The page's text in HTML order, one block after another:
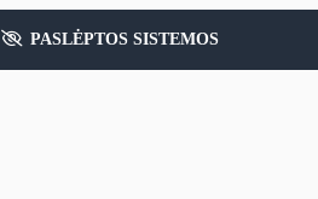
PASLĖPTOS SISTEMOS